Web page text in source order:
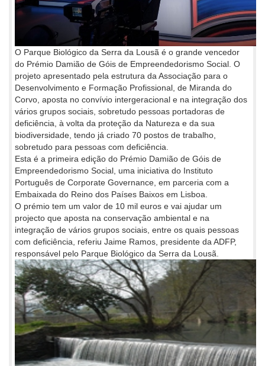
O Parque Biológico da Serra da Lousã é o grande vencedor
do Prémio Damião de Góis de Empreendedorismo Social. O
projeto apresentado pela estrutura da Associação para o
Desenvolvimento e Formação Profissional, de Miranda do
Corvo, aposta no convívio intergeracional e na integração dos
vários grupos sociais, sobretudo pessoas portadoras de
deficiência, à volta da proteção da Natureza e da sua
biodiversidade, tendo já criado 70 postos de trabalho,
sobretudo para pessoas com deficiência.
Esta é a primeira edição do Prémio Damião de Góis de
Empreendedorismo Social, uma iniciativa do Instituto
Português de Corporate Governance, em parceria com a
Embaixada do Reino dos Países Baixos em Lisboa.
O prémio tem um valor de 10 mil euros e vai ajudar um
projecto que aposta na conservação ambiental e na
integração de vários grupos sociais, entre os quais pessoas
com deficiência, referiu Jaime Ramos, presidente da ADFP,
responsável pelo Parque Biológico da Serra da Lousã.